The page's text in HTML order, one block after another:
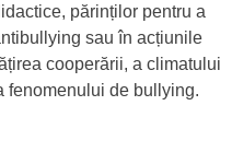
părinților pentru a
sau în acțiunile
cooperării, a climatului
fenomenului de bullying.